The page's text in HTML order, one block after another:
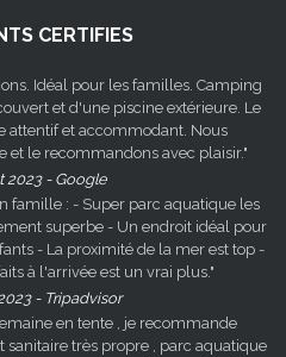
CERTIFIES
Idéal pour les familles. Camping
et d'une piscine extérieure. Le
attentif et accommodant. Nous
et le recommandons avec plaisir."
2023 - Google
famille : - Super parc aquatique les
superbe - Un endroit idéal pour
- La proximité de la mer est top -
à l'arrivée est un vrai plus."
- Tripadvisor
en tente , je recommande
très propre , parc aquatique